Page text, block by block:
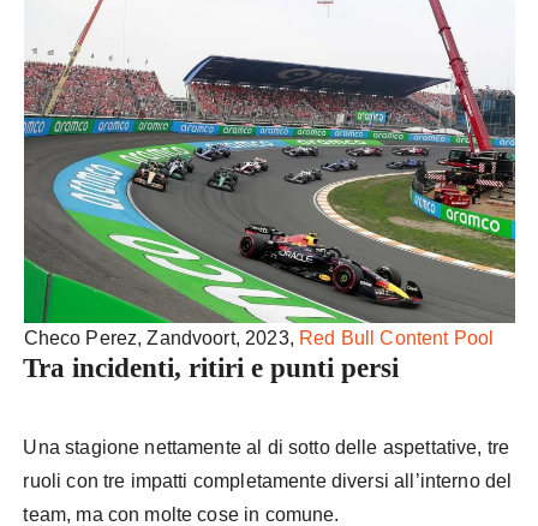
Checo Perez, Zandvoort, 2023, Red Bull Content Pool
Tra incidenti, ritiri e punti persi
Una stagione nettamente al di sotto delle aspettative, tre
ruoli con tre impatti completamente diversi all’interno del
team, ma con molte cose in comune.